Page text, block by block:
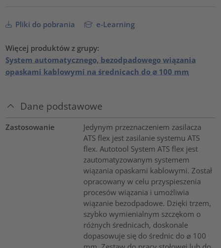
Pliki do pobrania e-Learning
Więcej produktów z grupy:
System automatycznego, bezodpadowego wiązania
opaskami kablowymi na średnicach do ⌀ 100 mm
Dane podstawowe
Zastosowanie
Jedynym przeznaczeniem zasilacza
ATS flex jest zasilanie systemu ATS
flex. Autotool System ATS flex jest
zautomatyzowanym systemem
wiązania opaskami kablowymi. Został
opracowany w celu przyspieszenia
procesów wiązania i umożliwia
wiązanie bezodpadowe. Dzięki trzem,
szybko wymienialnym szczękom o
różnych średnicach, doskonale
dopasowuje się do średnic do ⌀ 100